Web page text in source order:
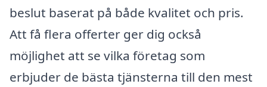
beslut baserat på både kvalitet och pris.
Att få flera offerter ger dig också
möjlighet att se vilka företag som
erbjuder de bästa tjänsterna till den mest